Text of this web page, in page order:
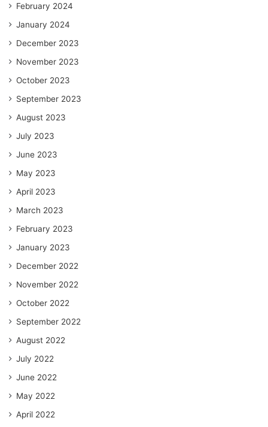
February 2024
January 2024
December 2023
November 2023
October 2023
September 2023
August 2023
July 2023
June 2023
May 2023
April 2023
March 2023
February 2023
January 2023
December 2022
November 2022
October 2022
September 2022
August 2022
July 2022
June 2022
May 2022
April 2022